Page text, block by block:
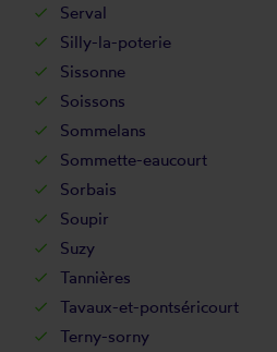
Serval
Silly-la-poterie
Sissonne
Soissons
Sommelans
Sommette-eaucourt
Sorbais
Soupir
Suzy
Tannières
Tavaux-et-pontséricourt
Terny-sorny